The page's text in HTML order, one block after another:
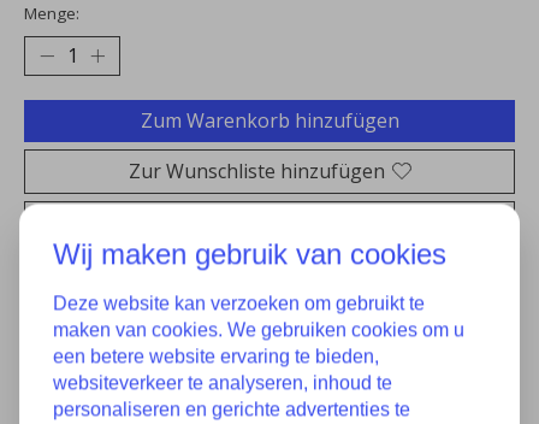
Menge:
Zum Warenkorb hinzufügen
Zur Wunschliste hinzufügen
Zum Vergleich hinzufügen
Eigenschaften
Wij maken gebruik van cookies
Deze website kan verzoeken om gebruikt te
maken van cookies. We gebruiken cookies om u
een betere website ervaring te bieden,
websiteverkeer te analyseren, inhoud te
personaliseren en gerichte advertenties te